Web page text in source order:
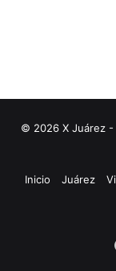
© 2026 X Juárez -
Inicio
Juárez